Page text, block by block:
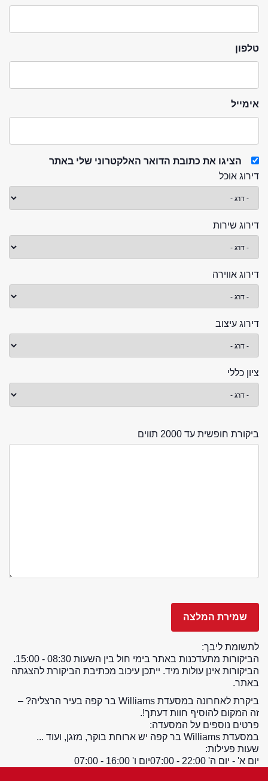
טלפון
אימייל
הציגו את כתובת הדואר האלקטרוני שלי באתר
דירוג אוכל
דירוג שירות
דירוג אווירה
דירוג עיצוב
ציון כללי
ביקורת חופשית עד 2000 תווים
לתשומת ליבך:
הביקורות מתעדכנות באתר בימי חול בין השעות 08:30 - 15:00.
הביקורות אינן עולות מיד. ייתכן עיכוב מכתיבת הביקורת להצגתה
באתר.
ביקרת לאחרונה במסעדת Williams בר קפה בעיר הרצליה? –
זה המקום להוסיף חוות דעתך!.
פרטים נוספים על המסעדה:
במסעדת Williams בר קפה יש ארוחת בוקר, מזגן, ועוד ...
שעות פעילות:
יום א' - יום ה' 22:00 - 07:00
יום ו' 16:00 - 07:00